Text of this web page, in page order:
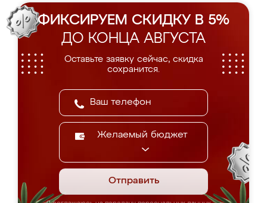
ФИКСИРУЕМ СКИДКУ В 5%
ДО КОНЦА АВГУСТА
Оставьте заявку сейчас, скидка
сохранится.
Желаемый бюджет
Отправить